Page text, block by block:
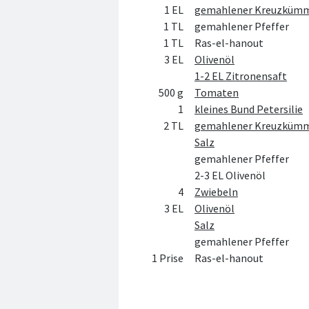
1 EL
gemahlener
1 TL
gemahlener Pfeffer
1 TL
Ras-el-hanout
3 EL
Olivenöl
1-2 EL Zitronensaft
500 g
Tomaten
1
kleines Bund Petersilie
2 TL
gemahlener
Salz
gemahlener Pfeffer
2-3 EL Olivenöl
4
Zwiebeln
3 EL
Olivenöl
Salz
gemahlener Pfeffer
1 Prise
Ras-el-hanout